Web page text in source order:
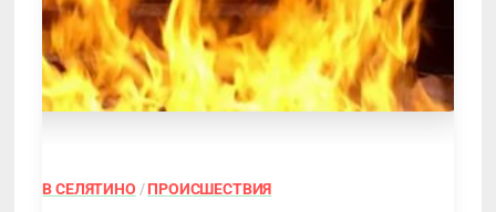
В СЕЛЯТИНО /ПРОИСШЕСТВИЯ